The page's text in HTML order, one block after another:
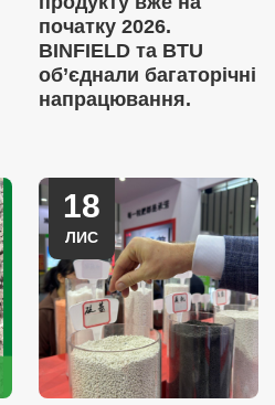
початку 2026.
BINFIELD та BTU
об’єднали багаторічні
напрацювання.
18
ЛИС